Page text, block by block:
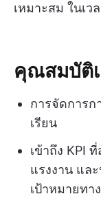
เหมาะสม ในเว
คุณสมบัติ
การจัดการก
เรียน
เข้าถึง KPI
แรงงาน แล
เป้าหมายทา